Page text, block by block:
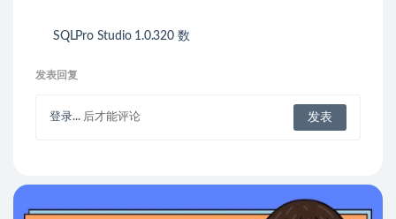
SQLPro Studio 1.0.320 数
发表回复
登录... 后才能评论